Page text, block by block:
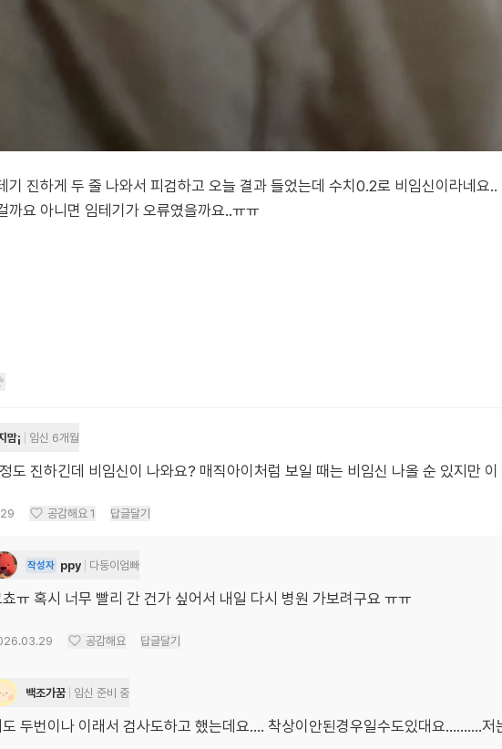
기 진하게 두 줄 나와서 피검하고 오늘 결과 들었는데 수치0.2로 비임신이라네요
까요 아니면 임테기가 오류였을까요..ㅠㅠ
맘¡ 임신 6개월
도 진하긴데 비임신이 나와요? 매직아이처럼 보일 때는 비임신 나올 순 있지만
공감해요 1 답글달기
작성자 ppy 다둥이엄빠
ㅠ 혹시 너무 빨리 간 건가 싶어서 내일 다시 병원 가보려구요 ㅠㅠ
공감해요 답글달기
백조가꿈 임신 준비 중
두번이나 이래서 검사도하고 했는데요.... 착상이안된경우일수도있대요..........